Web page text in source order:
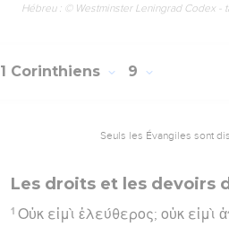
Hébreu : © Westminster Leningrad Codex -
1 Corinthiens 9
Seuls les Évangiles sont
Les droits et les devoirs
1 Οὐκ εἰμὶ ἐλεύθερος; οὐκ εἰμὶ